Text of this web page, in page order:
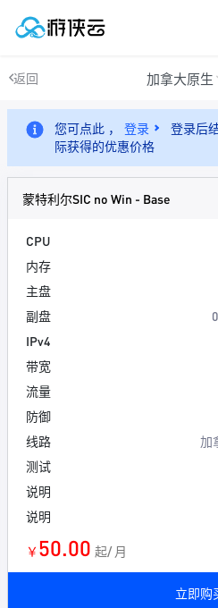
返回 加拿大原生
您可点此 ， 登录
登录后
际获得的优惠价格
蒙特利尔SIC no Win - Base
CPU
内存
主盘
副盘
IPv4
带宽
流量
防御
线路
加
测试
说明
说明
￥ 50.00 起/ 月
立即购